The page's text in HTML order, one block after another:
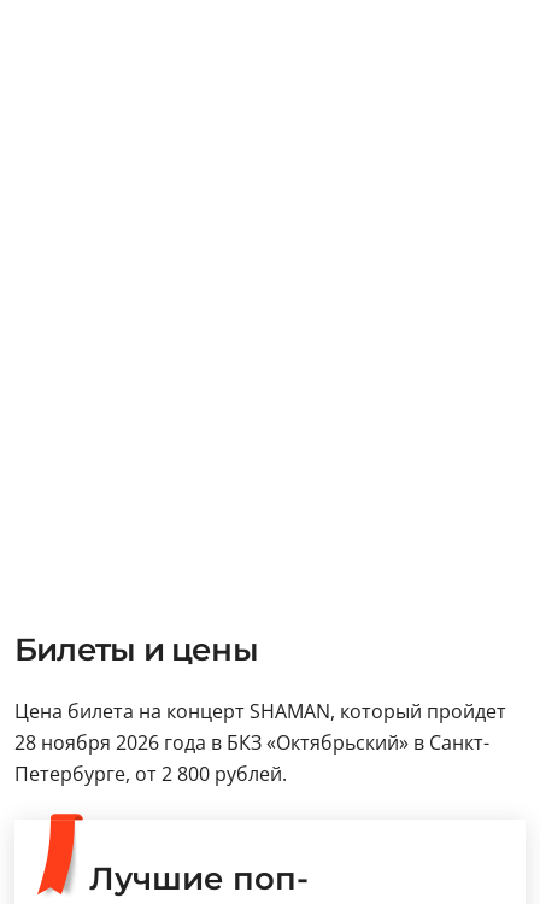
Билеты и цены
Цена билета на концерт SHAMAN, который пройдет
28 ноября 2026 года в БКЗ «Октябрьский» в Санкт-
Петербурге, от 2 800 рублей.
Лучшие поп-